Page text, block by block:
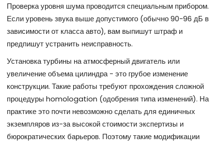
Проверка уровня шума проводится специальным прибором.
Если уровень звука выше допустимого (обычно 90-96 дБ в
зависимости от класса авто), вам выпишут штраф и
предпишут устранить неисправность.
Установка турбины на атмосферный двигатель или
увеличение объема цилиндра - это грубое изменение
конструкции. Такие работы требуют прохождения сложной
процедуры homologation (одобрения типа изменений). На
практике это почти невозможно сделать для единичных
экземпляров из-за высокой стоимости экспертизы и
бюрократических барьеров. Поэтому такие модификации